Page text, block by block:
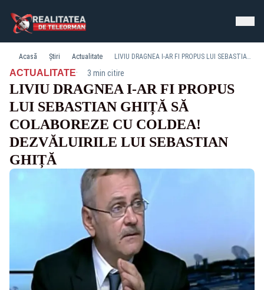
Acasă Știri Actualitate LIVIU DRAGNEA I-AR FI PROPUS LUI SEBASTIAN GHIȚĂ SĂ COLABOREZE CU COLDEA! DEZVĂLUIRILE LUI SEBASTIAN GHIȚĂ
ACTUALITATE· 3 min citire
LIVIU DRAGNEA I-AR FI PROPUS
LUI SEBASTIAN GHIȚĂ SĂ
COLABOREZE CU COLDEA!
DEZVĂLUIRILE LUI SEBASTIAN
GHIȚĂ